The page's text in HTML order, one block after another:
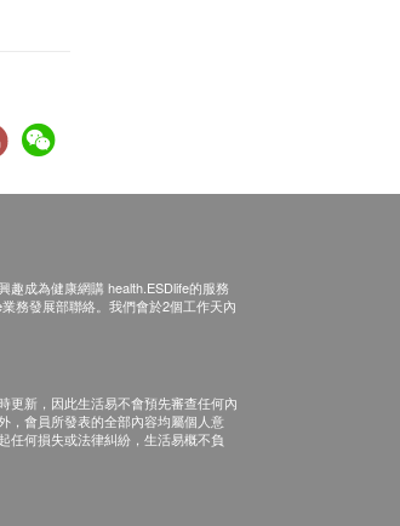
趣成為健康網購 health.ESDlife的服務
務發展部聯絡。我們會於2個工作天內
更新，因此生活易不會預先審查任何內
，會員所發表的全部內容均屬個人意
任何損失或法律糾紛，生活易概不負